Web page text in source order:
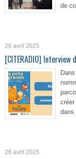
de
26 avril 2025
[CITERADIO]
dans
26 avril 2025